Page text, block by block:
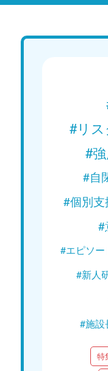
#リ
#
#自
#個別
#
#エピソー
#新人
#施設
特